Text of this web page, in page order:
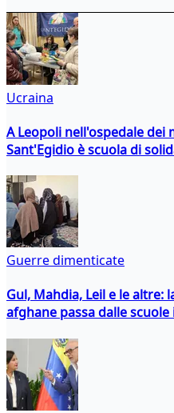
Ucraina
A Leopoli nell'ospedale dei
Sant'Egidio è scuola di
Guerre dimenticate
Gul, Mahdia, Leil e le altre:
afghane passa dalle